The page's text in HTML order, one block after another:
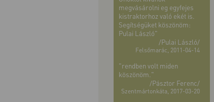
megvásárolni eg egyfejes
kistraktorhoz való ekét is.
Segítségüket köszönöm:
Pulai László"
/Pulai László/
Felsőmarác, 2011-04-14
"rendben volt miden
köszönöm."
/Pásztor Ferenc/
Szentmártonkáta, 2017-03-20